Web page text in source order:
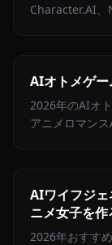
Character.AI、
AIオトメゲ
2026年のAIオ
アニメロマン
AIワイフジ
ニメ女子を作
2026年おすす